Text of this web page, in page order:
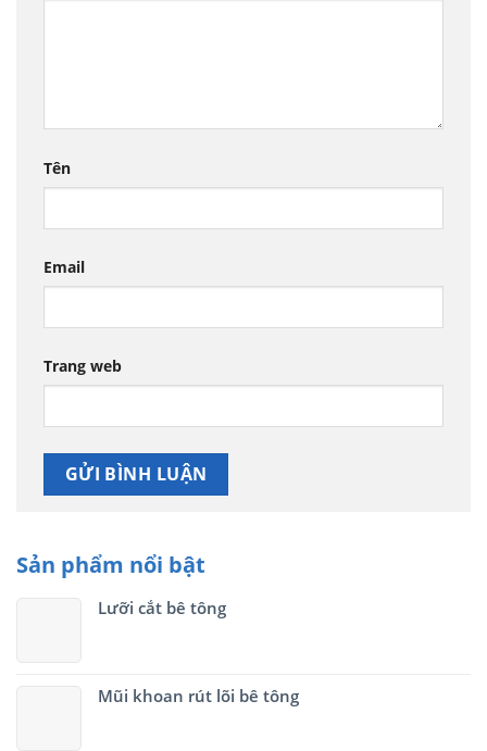
Tên
Email
Trang web
Sản phẩm nổi bật
Lưỡi cắt bê tông
Mũi khoan rút lõi bê tông